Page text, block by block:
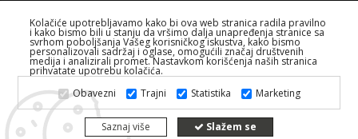
KORISNIČKI SERVIS
IZABERITE DRŽAVU
2026 PS FASHION DESIGN DOO
SVA PRAVA ZADRŽANA ALL RIGHTS RESERVED
Kolačiće upotrebljavamo kako bi ova web stranica radila pravilno
i kako bismo bili u stanju da vršimo dalja unapređenja stranice sa
svrhom poboljšanja Vašeg korisničkog iskustva, kako bismo
personalizovali sadržaj i oglase, omogućili značaj društvenih
medija i analizirali promet. Nastavkom korišćenja naših stranica
prihvatate upotrebu kolačića.
Obavezni
Trajni Statistika Marketing
Saznaj više Slažem se